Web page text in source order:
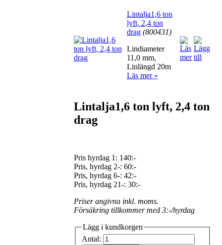
Lintalja1,6 ton
lyft, 2,4 ton
drag (800431)
Lindiameter
11,0 mm,
Linlängd 20m
Läs mer »
Lintalja1,6 ton lyft, 2,4 ton
drag
Pris hyrdag 1: 140:-
Pris, hyrdag 2-: 60:-
Pris, hyrdag 6-: 42:-
Pris, hyrdag 21-: 30:-
Priser angivna inkl. moms.
Försäkring tillkommer med 3:-/hyrdag
Lägg i kundkorgen
Antal: